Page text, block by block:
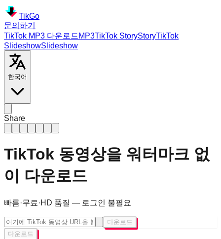
TikGo
문의하기
TikTok MP3 다운로드 MP3TikTok StoryStoryTikTok
SlideshowSlideshow
한국어
Share
TikTok 동영상을 워터마크 없
이 다운로드
빠름·무료·HD 품질 — 로그인 불필요
다운로드
다운로드